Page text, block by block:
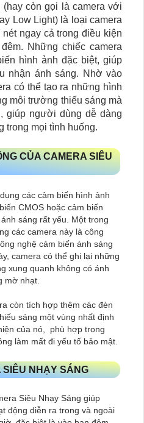
còn gọi là camera với
Low Light) là loại camera
ngay cả trong điều kiện
Những chiếc camera
hình ảnh đặc biệt, giúp
nhận ánh sáng. Nhờ vào
có thể tạo ra những hình
môi trường thiếu sáng mà
giúp người dùng dễ dàng
trong mọi tình huống.
CỦA CAMERA SIÊU
các cảm biến hình ảnh
CMOS hoặc cảm biến
sáng rất yếu. Một trong
các camera này là công
nghệ cảm biến ánh sáng
camera có thể ghi lại những
xung quanh không có ánh
mờ nhạt.
còn tích hợp thêm các đèn
sáng một vùng nhất định
của nó, phù hợp trong
làm mất đi yếu tố bảo mật.
SIÊU NHẠY SÁNG
Siêu Nhạy Sáng giúp
động diễn ra trong và ngoài